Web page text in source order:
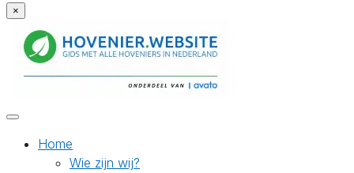
×
Home
Wie zijn wij?